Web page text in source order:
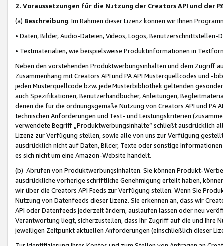
2. Voraussetzungen für die Nutzung der Creators API und der
(a) Beschreibung. Im Rahmen dieser Lizenz können wir Ihnen
• Daten, Bilder, Audio-Dateien, Videos, Logos, Benutzerschnittstellen-
• Textmaterialien, wie beispielsweise Produktinformationen in
Neben den vorstehenden Produktwerbungsinhalten und dem Zugriff
Zusammenhang mit Creators API und PA API Musterquellcodes und
jeden Musterquellcode bzw. jede Musterbibliothek geltenden
auch Spezifikationen, Benutzerhandbücher, Anleitungen,
denen die für die ordnungsgemäße Nutzung von Creators API und PA
technischen Anforderungen und Test- und Leistungskriterien
verwendete Begriff „Produktwerbungsinhalte“ schließt ausdrücklich
Lizenz zur Verfügung stellen, sowie alle von uns zur Verfügung
ausdrücklich nicht auf Daten, Bilder, Texte oder sonstige
es sich nicht um eine Amazon-Website handelt.
(b) Abrufen von Produktwerbungsinhalten. Sie können Produkt-
ausdrückliche vorherige schriftliche Genehmigung erteilt haben,
wir über die Creators API Feeds zur Verfügung stellen. Wenn Sie
Nutzung von Datenfeeds dieser Lizenz. Sie erkennen an, dass wir
API oder Datenfeeds jederzeit ändern, auslaufen lassen oder neu
Verantwortung liegt, sicherzustellen, dass Ihr Zugriff auf die und Ihre
jeweiligen Zeitpunkt aktuellen Anforderungen (einschließlich dieser